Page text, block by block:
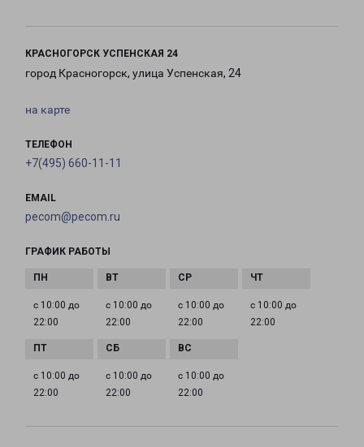
КРАСНОГОРСК УСПЕНСКАЯ 24
город Красногорск, улица Успенская, 24
на карте
ТЕЛЕФОН
+7(495) 660-11-11
EMAIL
pecom@pecom.ru
ГРАФИК РАБОТЫ
с 10:00 до
22:00
с 10:00 до
22:00
с 10:00 до
22:00
с 10:00 до
22:00
с 10:00 до
22:00
с 10:00 до
22:00
с 10:00 до
22:00